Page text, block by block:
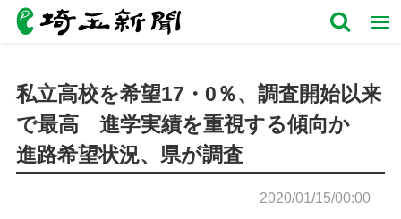
私立高校を希望17・0％、調査開始以来
で最高 進学実績を重視する傾向か
進路希望状況、県が調査
2020/01/15/00:00